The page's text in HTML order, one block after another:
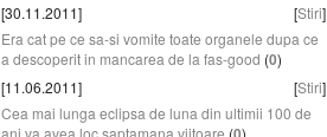
[30.11.2011]
[Stiri]
Era cat pe ce sa-si vomite toate organele dupa ce
a descoperit in mancarea de la fas-good (0)
[11.06.2011]
[Stiri]
Cea mai lunga eclipsa de luna din ultimii 100 de
ani va avea loc saptamana viitoare ( )